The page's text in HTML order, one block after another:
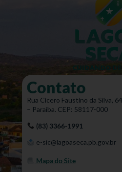
Contato
Rua Cícero Faustino da Silva,
– Paraíba. CEP: 58117-000
(83) 3366-1991
e-sic@lagoaseca.pb.gov.br
Mapa do Site